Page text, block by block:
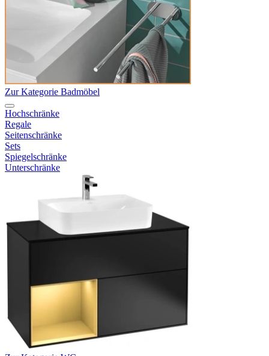
Zur Kategorie Badmöbel
Hochschränke
Regale
Seitenschränke
Sets
Spiegelschränke
Unterschränke